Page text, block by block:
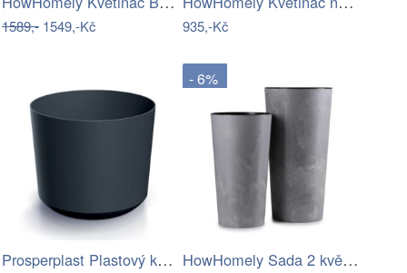
1589,- 1549,-Kč 935,-Kč
Prosperplast Plastový květináč TUBOS…
- 6%
HowHomely Sada 2 květináčů URBANIKA…